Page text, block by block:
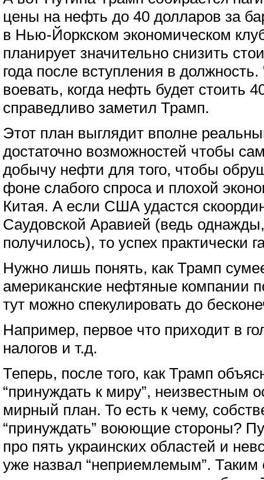
цены на нефть до 40 долларов за
в Нью-Йоркском экономическом
планирует значительно снизить
года после вступления в
воевать, когда нефть будет стоить
справедливо заметил Трамп.
Этот план выглядит вполне
достаточно возможностей чтобы
добычу нефти для того, чтобы
фоне слабого спроса и плохой
Китая. А если США удастся
Саудовской Аравией (ведь однажды,
получилось), то успех практически
Нужно лишь понять, как Трамп
американские нефтяные компании
тут можно спекулировать до
Например, первое что приходит в
налогов и т.д.
Теперь, после того, как Трамп
“принуждать к миру”, неизвестным
мирный план. То есть к чему,
“принуждать” воюющие стороны?
про пять украинских областей и
уже назвал “неприемлемым”. Таким